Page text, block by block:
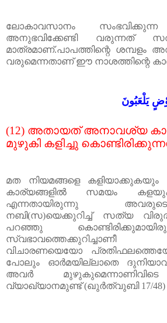
ലോകാവസാനം സംഭവിക്കുന്ന
അനുഭവിക്കേണ്ടി
വരുന്നത്
മാത്രമാണ്.പാപത്തിന്റെ ശമ്പളം
വരുമെന്നതാണ് ഈ നാശത്തിന്റെ
يَلْعَبُونَ
(12) അതായത് അനാവശ്യ
മുഴുകി കളിച്ചു
മത നിയമങ്ങളെ കളിയാക്കുകയും
കാര്യങ്ങളിൽ
സമയം
എന്നതായിരുന്നു
അവരുടെ
നബി(സ)യെക്കുറിച്ച് സത്യ
പറഞ്ഞു
വിചാരണയെയോ
പോലും ഓർമയില്ലാതെ
അവർ മുഴുകുമെന്നാണിവിടെ
വ്യാഖ്യാനമുണ്ട്(ഖുർത്വുബി17/48)